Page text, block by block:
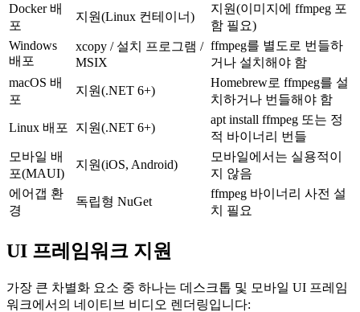
Docker 배
포
지원(Linux 컨테이너)
지원(이미지에 ffmpeg 포
함 필요)
Windows
배포
xcopy / 설치 프로그램 /
MSIX
ffmpeg를 별도로 번들하
거나 설치해야 함
macOS 배
포
지원(.NET 6+)
Homebrew로 ffmpeg를 설
치하거나 번들해야 함
Linux 배포 지원(.NET 6+)
apt install ffmpeg 또는 정
적 바이너리 번들
모바일 배
포(MAUI)
지원(iOS, Android)
모바일에서는 실용적이
지 않음
에어갭 환
경
독립형 NuGet
ffmpeg 바이너리 사전 설
치 필요
UI 프레임워크 지원
가장 큰 차별화 요소 중 하나는 데스크톱 및 모바일 UI 프레임
워크에서의 네이티브 비디오 렌더링입니다: